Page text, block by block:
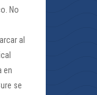
No
al
en
se